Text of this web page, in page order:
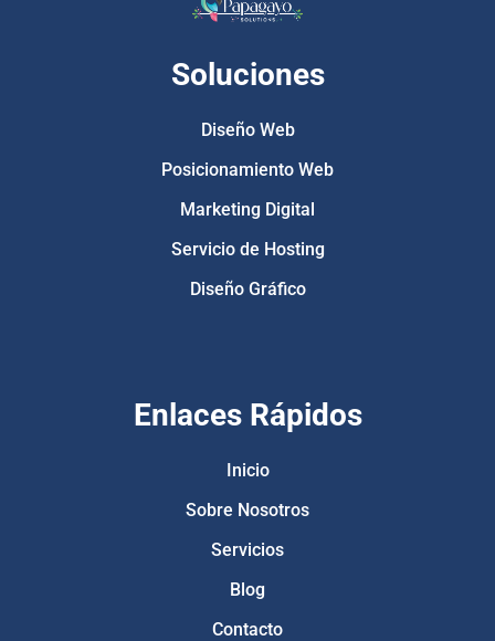
Soluciones
Diseño Web
Posicionamiento Web
Marketing Digital
Servicio de Hosting
Diseño Gráfico
Enlaces Rápidos
Inicio
Sobre Nosotros
Servicios
Blog
Contacto